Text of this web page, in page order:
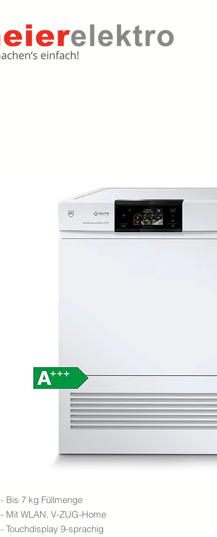
- Bis 7 kg Füllmenge
- Mit WLAN, V-ZUG-Home
- Touchdisplay 9-sprachig